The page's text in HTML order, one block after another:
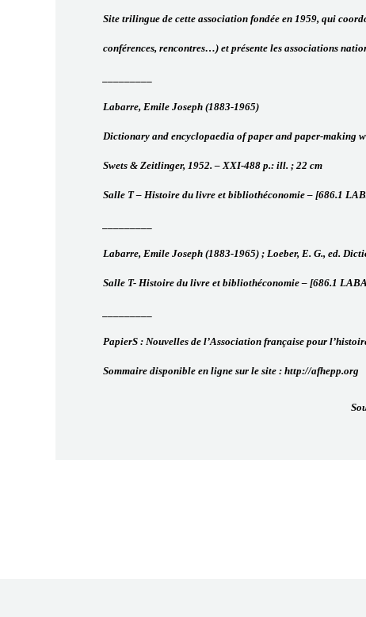
Site trilingue de cette association fondée en 1959, qui
conférences, rencontres…) et présente les associations
Labarre, Emile Joseph (1883-1965)
Dictionary and encyclopaedia of paper and paper-making
Swets & Zeitlinger, 1952. – XXI-488 p.: ill. ; 22 cm
Salle T – Histoire du livre et bibliothéconomie – [686.1
Labarre, Emile Joseph (1883-1965) ; Loeber, E. G., ed.
Salle T- Histoire du livre et bibliothéconomie – [686.1
PapierS : Nouvelles de l’Association française pour
Sommaire disponible en ligne sur le site : http://afhepp.org